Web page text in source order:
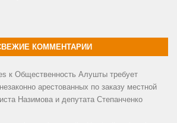
КОММЕНТАРИИ
к Общественность Алушты требует
арестованных по заказу местной
Назимова и депутата Степанченко